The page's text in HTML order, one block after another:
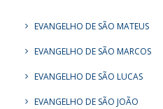
EVANGELHO DE SÃO MATEUS
EVANGELHO DE SÃO MARCOS
EVANGELHO DE SÃO LUCAS
EVANGELHO DE SÃO JOÃO